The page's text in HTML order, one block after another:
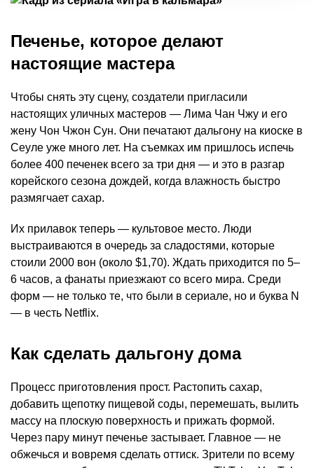
Печенье, которое делают
настоящие мастера
Чтобы снять эту сцену, создатели пригласили
настоящих уличных мастеров — Лима Чан Чжу и его
жену Чон Чжон Сун. Они печатают дальгону на киоске в
Сеуле уже много лет. На съемках им пришлось испечь
более 400 печенек всего за три дня — и это в разгар
корейского сезона дождей, когда влажность быстро
размягчает сахар.
Их прилавок теперь — культовое место. Люди
выстраиваются в очередь за сладостями, которые
стоили 2000 вон (около $1,70). Ждать приходится по 5–
6 часов, а фанаты приезжают со всего мира. Среди
форм — не только те, что были в сериале, но и буква N
— в честь Netflix.
Как сделать дальгону дома
Процесс приготовления прост. Растопить сахар,
добавить щепотку пищевой соды, перемешать, вылить
массу на плоскую поверхность и прижать формой.
Через пару минут печенье застывает. Главное — не
обжечься и вовремя сделать оттиск. Зрители по всему